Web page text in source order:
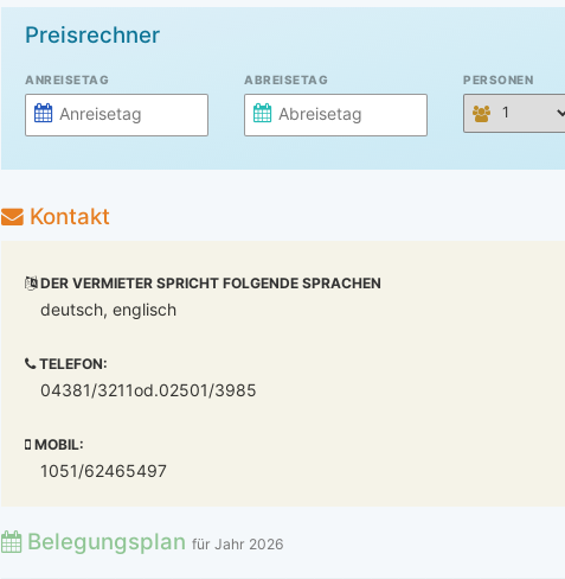
Preisrechner
ANREISETAG ABREISETAG PERSONEN
Kontakt
DER VERMIETER SPRICHT FOLGENDE SPRACHEN
deutsch, englisch
TELEFON:
04381/3211od.02501/3985
MOBIL:
1051/62465497
Belegungsplan für Jahr 2026